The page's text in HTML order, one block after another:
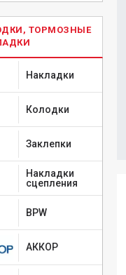
ТОРМОЗНЫЕ
Накладки
Колодки
Заклепки
Накладки
сцепления
BPW
АККОР